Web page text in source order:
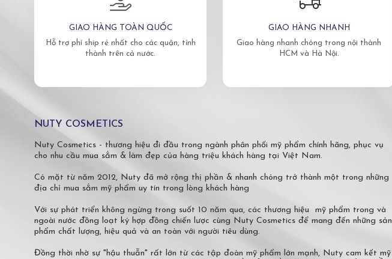
GIAO HÀNG TOÀN QUỐC
Hỗ trợ phí ship rẻ nhất cho các quận, tỉnh
thành trên cả nước.
GIAO HÀNG NHANH
Giao hàng nhanh chóng trong nội thành
HCM và Hà Nội.
NUTY COSMETICS
Nuty Cosmetics - thương hiệu đi đầu trong ngành phân phối mỹ phẩm chính hãng, phục vụ
cho nhu cầu mua sắm & làm đẹp của hàng triệu khách hàng tại Việt Nam.
Có mặt từ năm 2012, Nuty đã mở rộng thị phần & nhanh chóng trở thành một trong những
địa chỉ mua sắm mỹ phẩm uy tín trong lòng khách hàng
Với sự phát triển không ngừng trong suốt 10 năm qua, các thương hiệu mỹ phẩm trong và
ngoài nước đồng loạt ký hợp đồng chiến lược cùng Nuty Cosmetics để mang đến những sản
phẩm chất lượng, hiệu quả và an toàn với người tiêu dùng.
Đồng thời nhờ sự "hậu thuẫn" rất lớn từ các tập đoàn mỹ phẩm lớn mạnh, Nuty cam kết mỹ